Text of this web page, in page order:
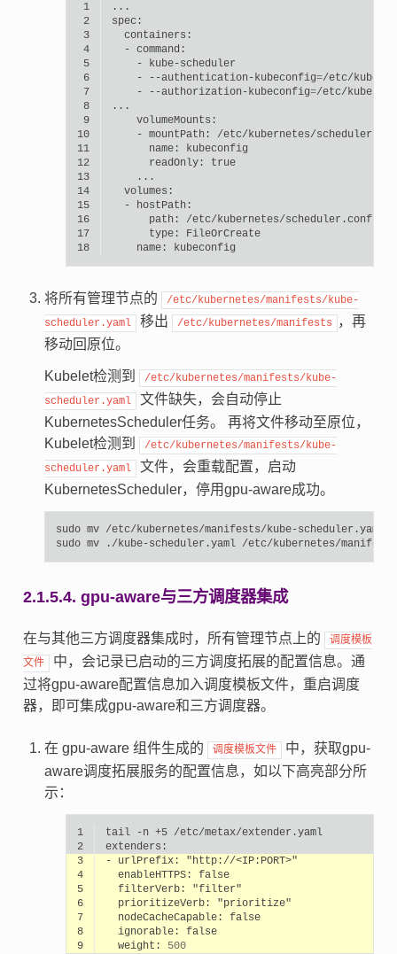
1
2
3
4
-
5
-
6
- --authentication-kubeconfig=
7
- --authorization-kubeconfig=
8
9
10
- mountPath:
11
name:
kubeconfig
12
readOnly:
true
13
14
15
-
16
path:
/etc/kubernetes/scheduler.conf
17
type:
FileOrCreate
18
name: kubeconfig
将所有管理节点的
/etc/kubernetes/manifests/kube-
scheduler.yaml
移出 /etc/kubernetes/manifests
，再
移动回原位。
Kubelet检测到
/etc/kubernetes/manifests/kube-
scheduler.yaml
文件缺失，会自动停止
KubernetesScheduler任务。 再将文件移动至原位，
Kubelet检测到
/etc/kubernetes/manifests/kube-
scheduler.yaml
文件，会重载配置，启动
KubernetesScheduler，停用gpu-aware成功。
sudo mv /etc/kubernetes/manifests/kube-scheduler.yaml
sudo mv ./kube-scheduler.yaml
2.1.5.4. gpu-aware与三方调度器集成
在与其他三方调度器集成时，所有管理节点上的
调度模板
文件
中，会记录已启动的三方调度拓展的配置信息。通
过将gpu-aware配置信息加入调度模板文件，重启调度
器，即可集成gpu-aware和三方调度器。
在 gpu-aware 组件生成的 调度模板文件
中，获取gpu-
aware调度拓展服务的配置信息，如以下高亮部分所
示：
1 tail -n +5
/etc/metax/extender.yaml
2
3
- urlPrefix:
"http://<IP:PORT>"
4
enableHTTPS:
false
5
filterVerb:
"filter"
6
prioritizeVerb:
"prioritize"
7
nodeCacheCapable:
false
8
ignorable:
false
9
weight: 500